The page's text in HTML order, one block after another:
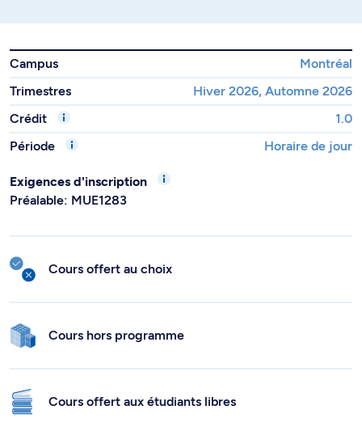
Campus
Montréal
Trimestres
Hiver 2026, Automne 2026
Crédit
1.0
Période
Horaire de jour
Exigences d'inscription
Préalable: MUE1283
Cours offert au choix
Cours hors programme
Cours offert aux étudiants libres